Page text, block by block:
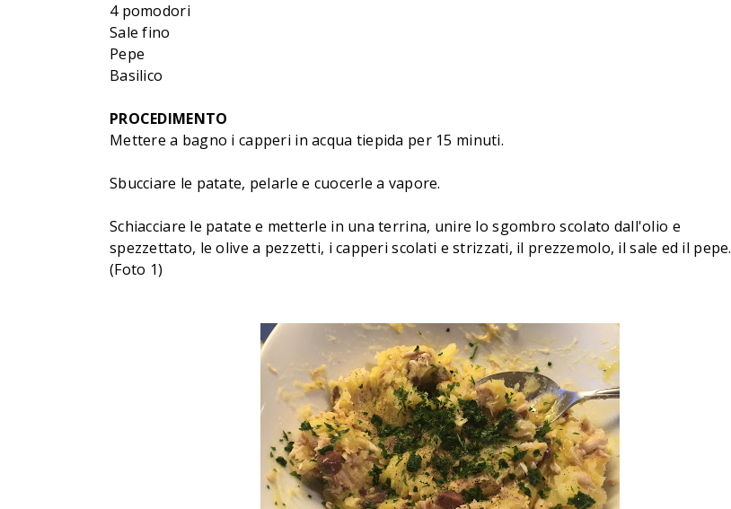
4 pomodori
Sale fino
Pepe
Basilico
PROCEDIMENTO
Mettere a bagno i capperi in acqua tiepida per 15 minuti.
Sbucciare le patate, pelarle e cuocerle a vapore.
Schiacciare le patate e metterle in una terrina, unire lo sgombro scolato dall'olio e
spezzettato, le olive a pezzetti, i capperi scolati e strizzati, il prezzemolo, il sale ed il pepe.
(Foto 1)